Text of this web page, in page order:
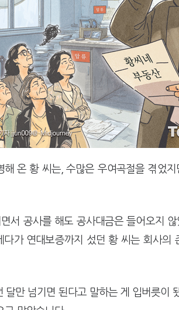
해 온 황 씨는, 수많은 우여곡절을 겪었
서 공사를 해도 공사대금은 들어오지
다가 연대보증까지 섰던 황 씨는 회사의
달만 넘기면 된다고 말하는 게 입버릇이